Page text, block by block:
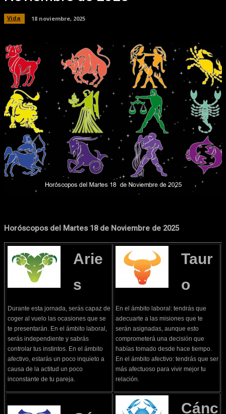
Vida 18 noviembre, 2025
Facebook WhatsApp
Horóscopos del Martes 18 de Noviembre de 2025
Arie
s
Durante esta jornada, serás capaz de
coger al vuelo las ocasiones que se
te presentarán. En el ámbito laboral,
serás independiente y sabrás
controlar tus instintos. En el ámbito
afectivo, estarás un poco inquieto a
causa de la actitud un poco
inconstante de tu pareja.
Taur
o
En el ámbito laboral: tendrás que
adecuarte a las misiones que te
serán asignadas, aunque esto
comprometerá una decisión que
habías tomado desde hace tiempo.
En el ámbito afectivo: tendrás que ser
más afectuoso para vivir mejor tu
relación.
Cánc